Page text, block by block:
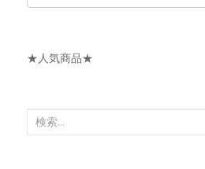
テ
リ
★人気商品★
検